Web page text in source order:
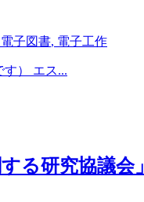
電子図書, 電子工作
） エス...
る研究協議会」